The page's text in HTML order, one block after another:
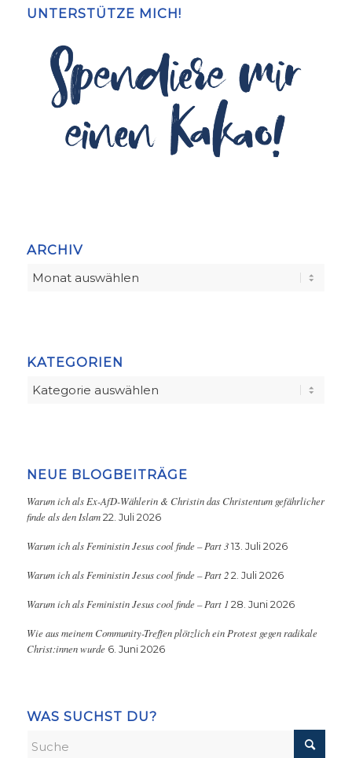
UNTERSTÜTZE MICH!
ARCHIV
KATEGORIEN
Kategorien
NEUE BLOGBEITRÄGE
Warum ich als Ex-AfD-Wählerin & Christin das Christentum gefährlicher
finde als den Islam 22. Juli 2026
Warum ich als Feministin Jesus cool finde – Part 3 13. Juli 2026
Warum ich als Feministin Jesus cool finde – Part 2 2. Juli 2026
Warum ich als Feministin Jesus cool finde – Part 1 28. Juni 2026
Wie aus meinem Community-Treffen plötzlich ein Protest gegen radikale
Christ:innen wurde 6. Juni 2026
WAS SUCHST DU?